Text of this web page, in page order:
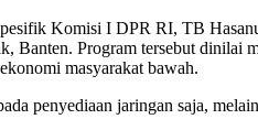
Komisi I DPR RI, TB
Program tersebut dinilai
masyarakat bawah.
penyediaan jaringan saja,